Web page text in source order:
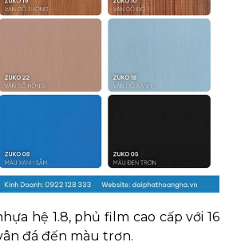
hệ 1.8, phủ film cao cấp với 16
đá đến màu trơn.